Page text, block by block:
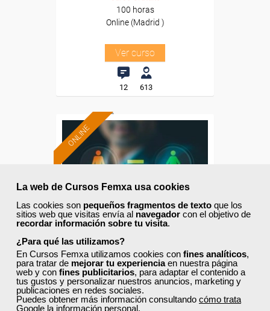
La web de Cursos Femxa usa cookies
Las cookies son pequeños fragmentos de texto que los
sitios web que visitas envía al navegador con el objetivo de
recordar información sobre tu visita.
¿Para qué las utilizamos?
En Cursos Femxa utilizamos cookies con fines analíticos,
para tratar de mejorar tu experienciaen nuestra página
web y con fines publicitarios, para adaptar el contenido a
tus gustos y personalizar nuestros anuncios, marketing y
publicaciones en redes sociales.
Puedes obtener más información consultando cómo trata
Google la información personal.
100 horas
Online (Madrid )
Ver curso
12 613
ONLINE
Formación 100%
subvencionada.
Para autónomos de
Madrid.
Cursos Femxa
Promoción de la igualdad en